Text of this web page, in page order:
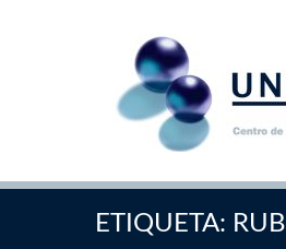
ETIQUETA: RUBÍ